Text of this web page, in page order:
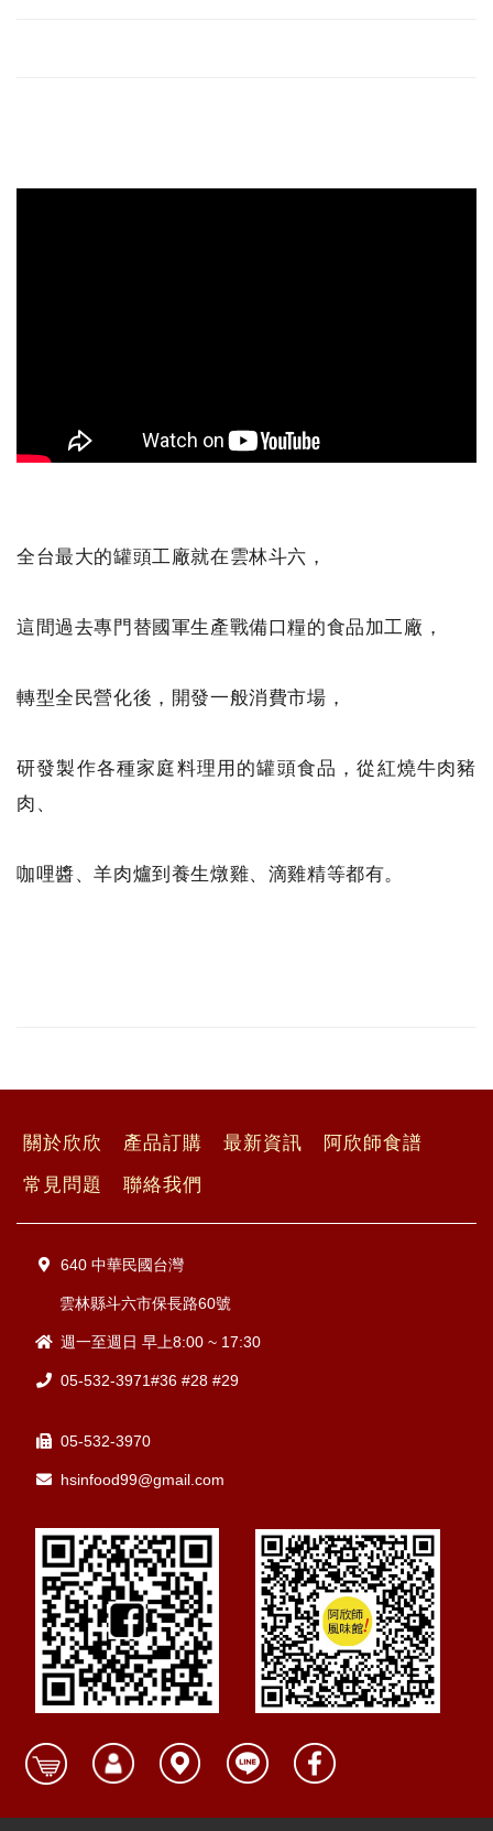
全台最大的罐頭工廠就在雲林斗六，
這間過去專門替國軍生產戰備口糧的食品加工廠，
轉型全民營化後，開發一般消費市場，
研發製作各種家庭料理用的罐頭食品，從紅燒牛肉豬
肉、
咖哩醬、羊肉爐到養生燉雞、滴雞精等都有。
關於欣欣 產品訂購 最新資訊
阿欣師食譜
常見問題
聯絡我們
640 中華民國台灣
雲林縣斗六市保長路60號
週一至週日 早上8:00 ~ 17:30
05-532-3971#36 #28 #29
05-532-3970
hsinfood99@gmail.com